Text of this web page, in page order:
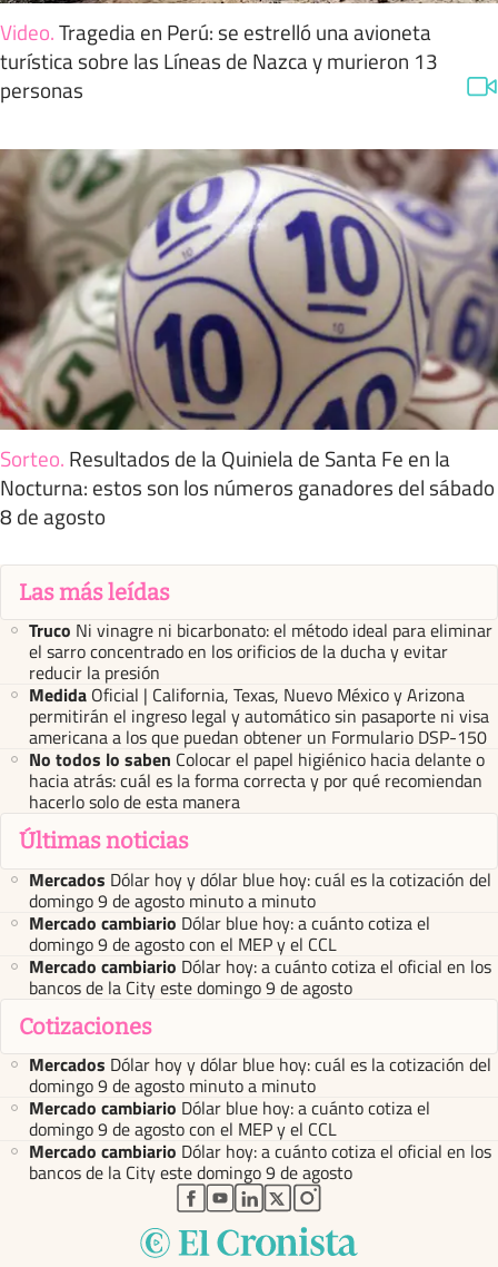
Video.Tragedia en Perú: se estrelló una avioneta
turística sobre las Líneas de Nazca y murieron 13
personas
Sorteo. Resultados de la Quiniela de Santa Fe en la
Nocturna: estos son los números ganadores del sábado
8 de agosto
Las más leídas
Truco Ni vinagre ni bicarbonato: el método ideal para eliminar
el sarro concentrado en los orificios de la ducha y evitar
reducir la presión
Medida Oficial | California, Texas, Nuevo México y Arizona
permitirán el ingreso legal y automático sin pasaporte ni visa
americana a los que puedan obtener un Formulario DSP-150
No todos lo saben Colocar el papel higiénico hacia delante o
hacia atrás: cuál es la forma correcta y por qué recomiendan
hacerlo solo de esta manera
Últimas noticias
Mercados Dólar hoy y dólar blue hoy: cuál es la cotización del
domingo 9 de agosto minuto a minuto
Mercado cambiario Dólar blue hoy: a cuánto cotiza el
domingo 9 de agosto con el MEP y el CCL
Mercado cambiario Dólar hoy: a cuánto cotiza el oficial en los
bancos de la City este domingo 9 de agosto
Cotizaciones
Mercados Dólar hoy y dólar blue hoy: cuál es la cotización del
domingo 9 de agosto minuto a minuto
Mercado cambiario Dólar blue hoy: a cuánto cotiza el
domingo 9 de agosto con el MEP y el CCL
Mercado cambiario Dólar hoy: a cuánto cotiza el oficial en los
bancos de la City este domingo 9 de agosto
abre en nueva pestaña
abre en nueva pestaña
abre en nueva pestaña
abre en nueva pestaña
abre en nueva pestaña